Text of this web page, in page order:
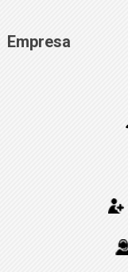
Empresa